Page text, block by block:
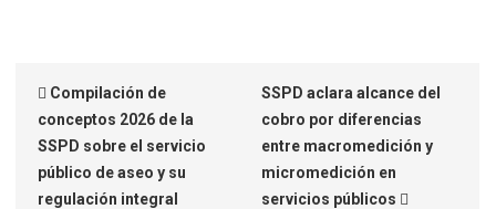
Compilación de
conceptos 2026 de la
SSPD sobre el servicio
público de aseo y su
regulación integral
SSPD aclara alcance del
cobro por diferencias
entre macromedición y
micromedición en
servicios públicos